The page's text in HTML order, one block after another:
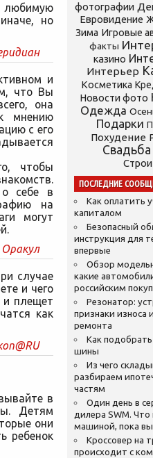
любимую
но
и
что Вы
она
мнению
с его
чтобы
себе в
на
могут
Оракул
случае
и чего
и плещет
как
в
Детям
они
ребенок
фотографии
Евровидение
Зима Игровые
факты
казино
Интерьер
Косметика
Новости фото
Одежда
Подарки
Похудение
Свадьба
ПОСЛЕДНИЕ
Как оплатить
капиталом
Безопасный
инструкция для
впервые
Обзор
какие
российским
Резонатор:
признаки износа
ремонта
Как
шины
Из чего
разбираем
частям
Один день в
дилера SWM.
машиной, пока
Кроссовер на
происходит с